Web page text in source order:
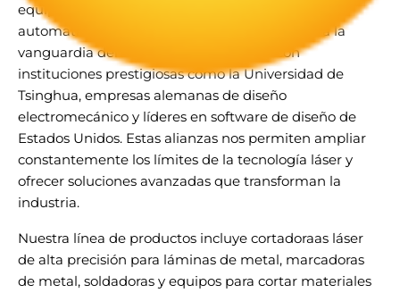
equipos láser inteligentes y soluciones de
automatización industrial. Para mantenernos a la
vanguardia del mercado, colaboramos con
instituciones prestigiosas como la Universidad de
Tsinghua, empresas alemanas de diseño
electromecánico y líderes en software de diseño de
Estados Unidos. Estas alianzas nos permiten ampliar
constantemente los límites de la tecnología láser y
ofrecer soluciones avanzadas que transforman la
industria.
Nuestra línea de productos incluye cortadoraas láser
de alta precisión para láminas de metal, marcadoras
de metal, soldadoras y equipos para cortar materiales